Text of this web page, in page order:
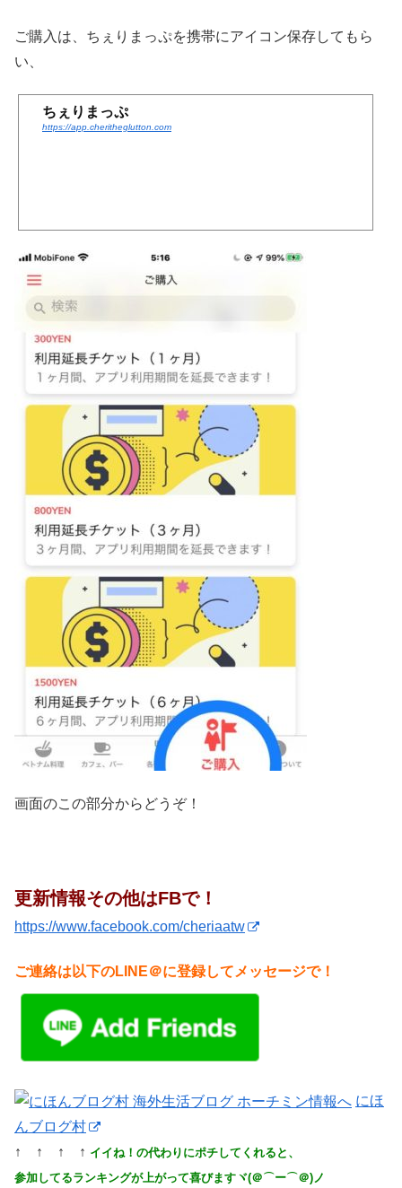
ご購入は、ちぇりまっぷを携帯にアイコン保存してもら
い、
ちぇりまっぷ
https://app.cheritheglutton.com
画面のこの部分からどうぞ！
更新情報その他はFBで！
https://www.facebook.com/cheriaatw
ご連絡は以下のLINE＠に登録してメッセージで！
にほ
んブログ村
↑ ↑ ↑ ↑ イイね！の代わりにポチしてくれると、
参加してるランキングが上がって喜びますヾ(＠⌒ー⌒＠)ノ